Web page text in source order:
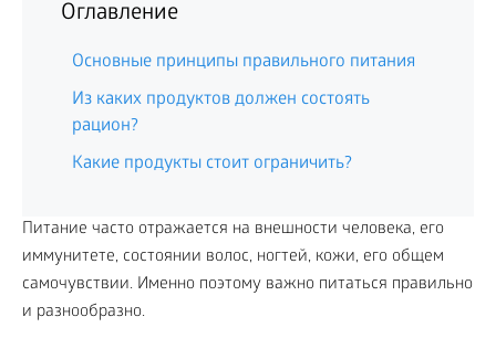
Оглавление
Основные принципы правильного питания
Из каких продуктов должен состоять
рацион?
Какие продукты стоит ограничить?
Питание часто отражается на внешности человека, его
иммунитете, состоянии волос, ногтей, кожи, его общем
самочувствии. Именно поэтому важно питаться правильно
и разнообразно.